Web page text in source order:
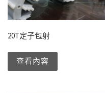
20T定子包射
查看內容